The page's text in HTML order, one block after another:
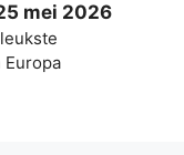
mei 2026